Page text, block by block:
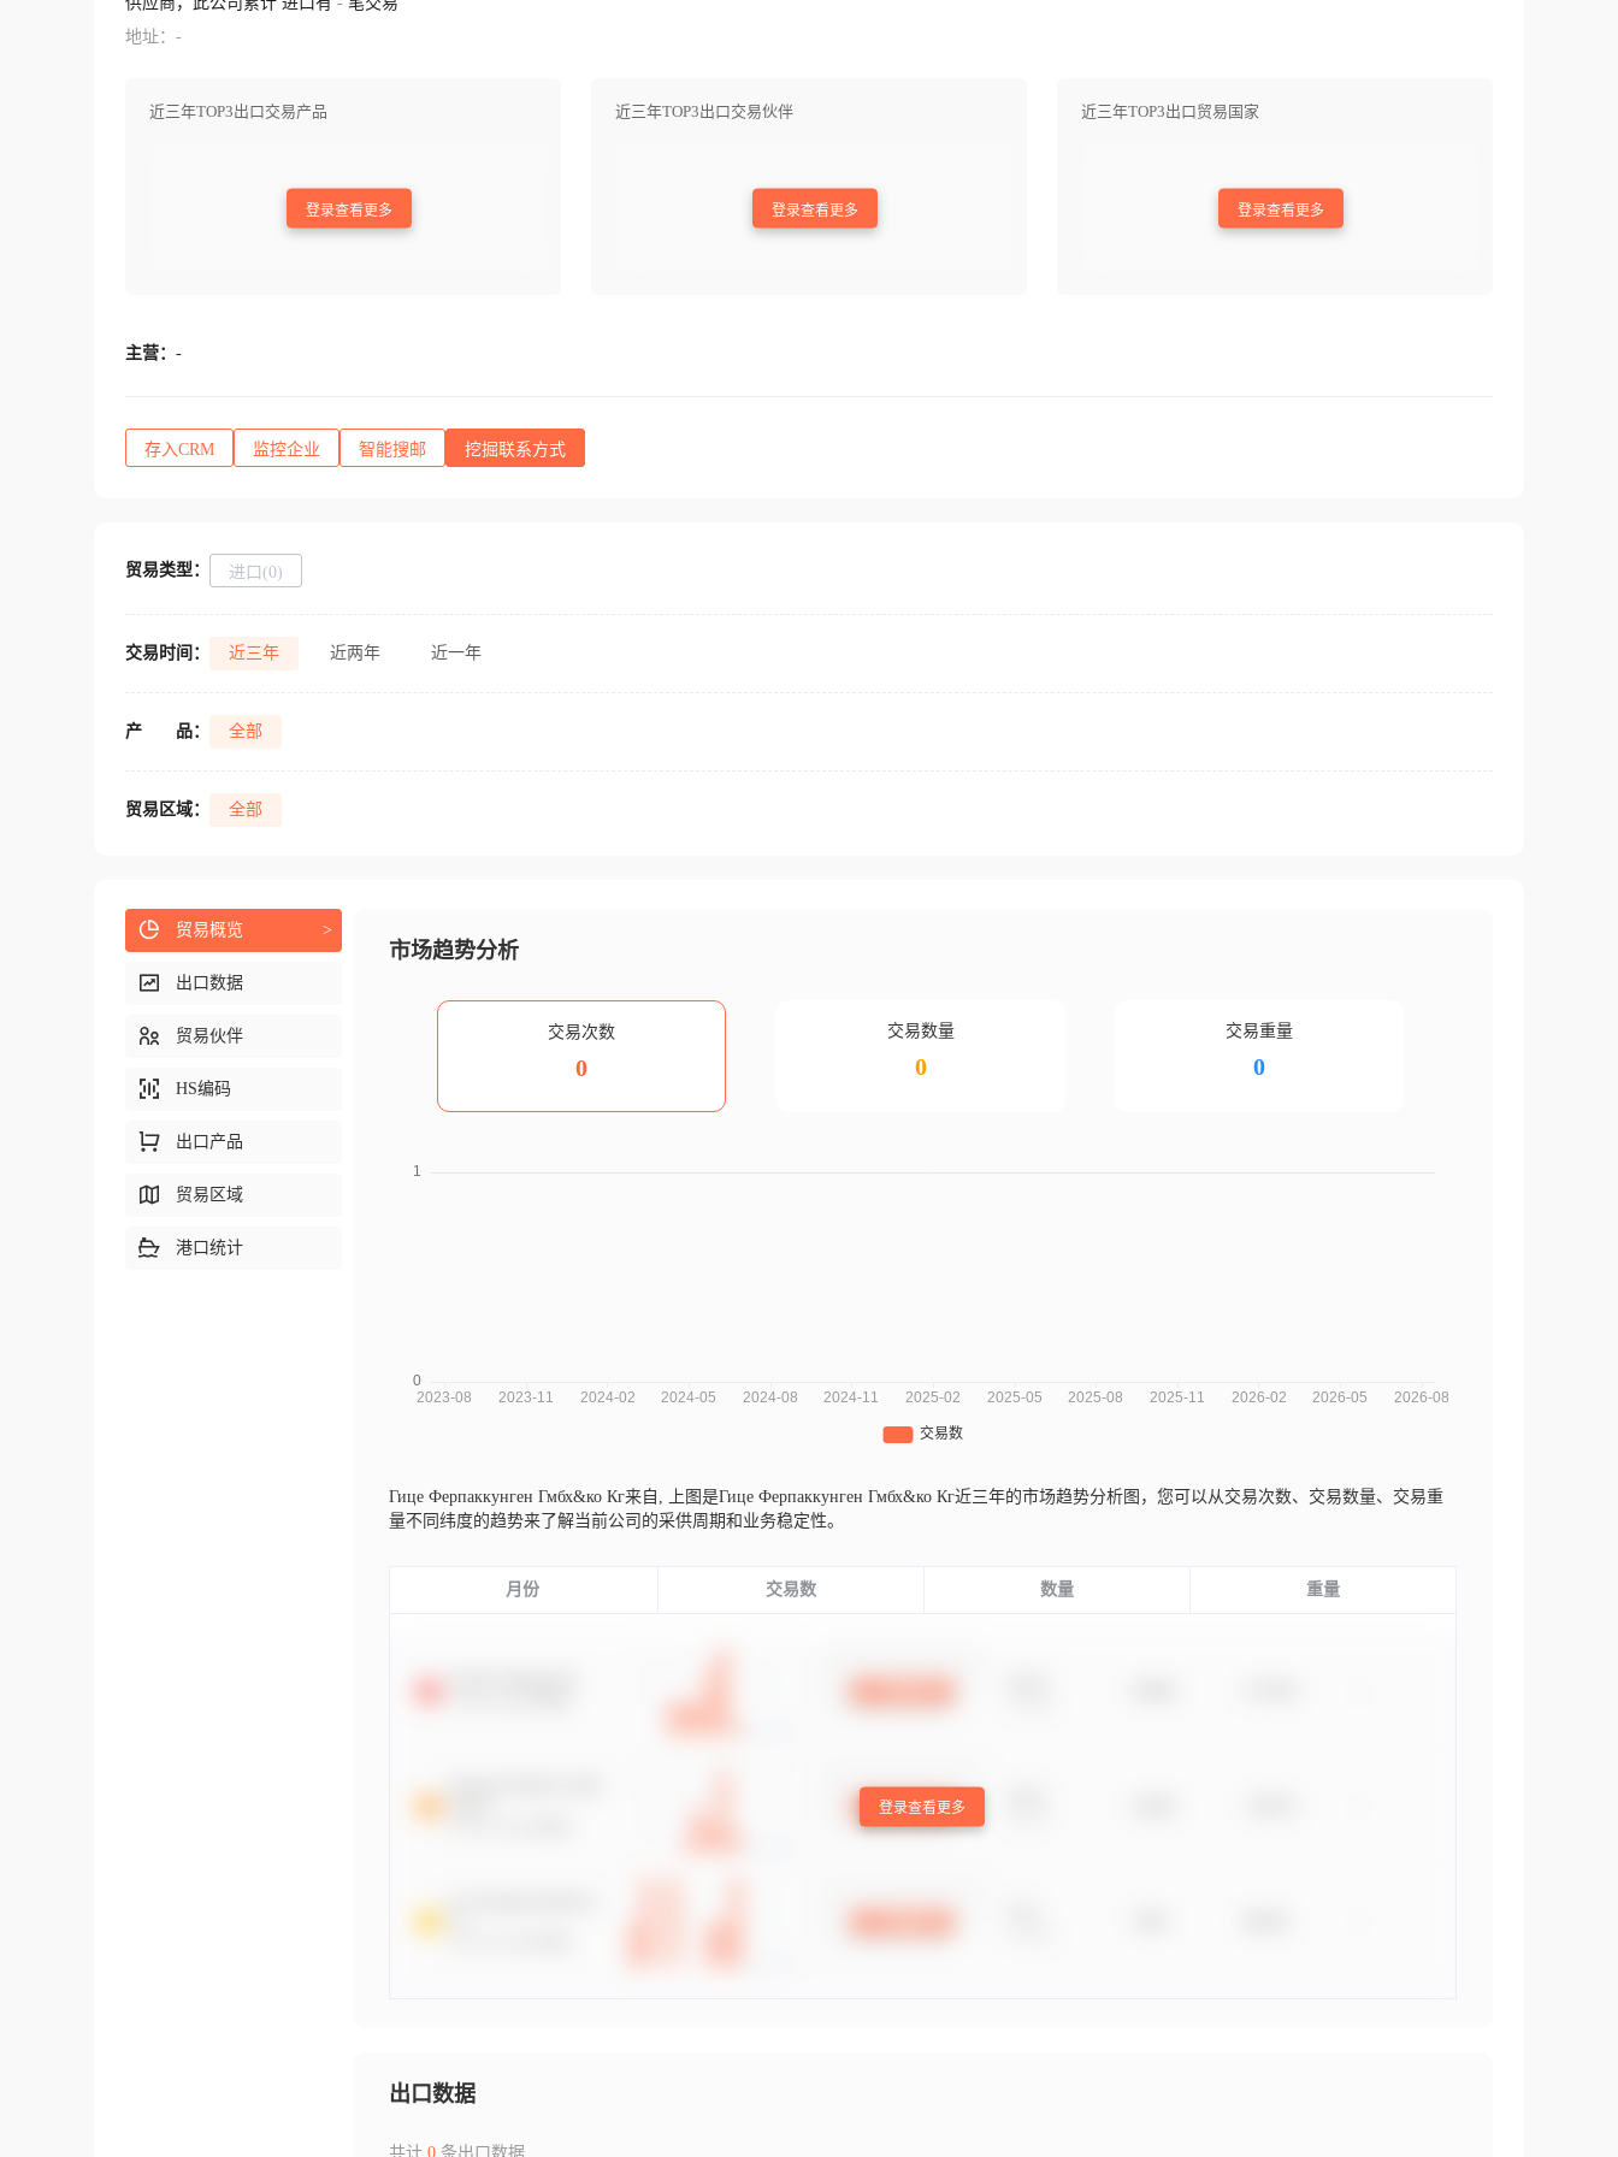
地址：-
近三年TOP3出口交易产品
登录查看更多
近三年TOP3出口交易伙伴
登录查看更多
近三年TOP3出口贸易国家
登录查看更多
主营： -
存入CRM 监控企业 智能搜邮 挖掘联系方式
贸易类型： 进口(0)
交易时间： 近三年 近两年 近一年
产 品： 全部
贸易区域： 全部
市场趋势分析
交易次数
0
交易数量
0
交易重量
0
Гице Ферпаккунген Гмбх&ко Кг来自,
上图是Гице Ферпаккунген Гмбх&ко Кг近三年的市场趋势分析图，您可以从交易次数、交易数量、交易重
量不同纬度的趋势来了解当前公司的采供周期和业务稳定性。
月份 交易数 数量 重量
登录查看更多
出口数据
共计 0条出口数据
贸易概览 >
出口数据
贸易伙伴
HS编码
出口产品
贸易区域
港口统计